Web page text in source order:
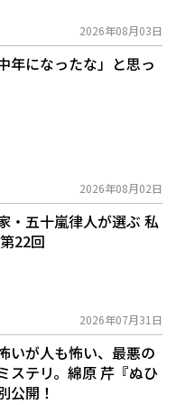
2026年08月03日
年になったな」と思っ
2026年08月02日
・五十嵐律人が選ぶ 私
22回
2026年07月31日
いが人も怖い、最悪の
ステリ。綿原 芹『ぬひ
公開！